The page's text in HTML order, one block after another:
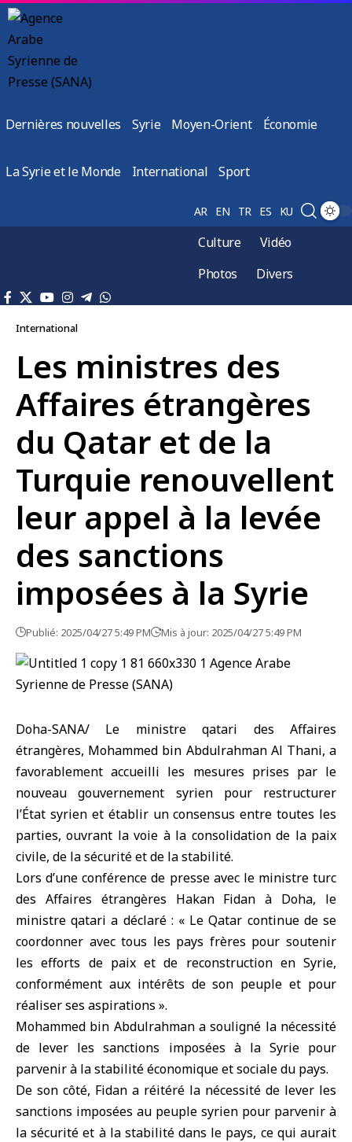
Dernières nouvelles Syrie Moyen-Orient Économie
La Syrie et le Monde International Sport
AR EN TR ES KU
Culture
Vidéo
Photos
Divers
International
Les ministres des
Affaires étrangères
du Qatar et de la
Turquie renouvellent
leur appel à la levée
des sanctions
imposées à la Syrie
Publié: 2025/04/27 5:49 PM Mis à jour: 2025/04/27 5:49 PM
Doha-SANA/ Le ministre qatari des Affaires
étrangères, Mohammed bin Abdulrahman Al Thani, a
favorablement accueilli les mesures prises par le
nouveau gouvernement syrien pour restructurer
l’État syrien et établir un consensus entre toutes les
parties, ouvrant la voie à la consolidation de la paix
civile, de la sécurité et de la stabilité.
Lors d’une conférence de presse avec le ministre turc
des Affaires étrangères Hakan Fidan à Doha, le
ministre qatari a déclaré : « Le Qatar continue de se
coordonner avec tous les pays frères pour soutenir
les efforts de paix et de reconstruction en Syrie,
conformément aux intérêts de son peuple et pour
réaliser ses aspirations ».
Mohammed bin Abdulrahman a souligné la nécessité
de lever les sanctions imposées à la Syrie pour
parvenir à la stabilité économique et sociale du pays.
De son côté, Fidan a réitéré la nécessité de lever les
sanctions imposées au peuple syrien pour parvenir à
la sécurité et à la stabilité dans le pays, ce qui aurait